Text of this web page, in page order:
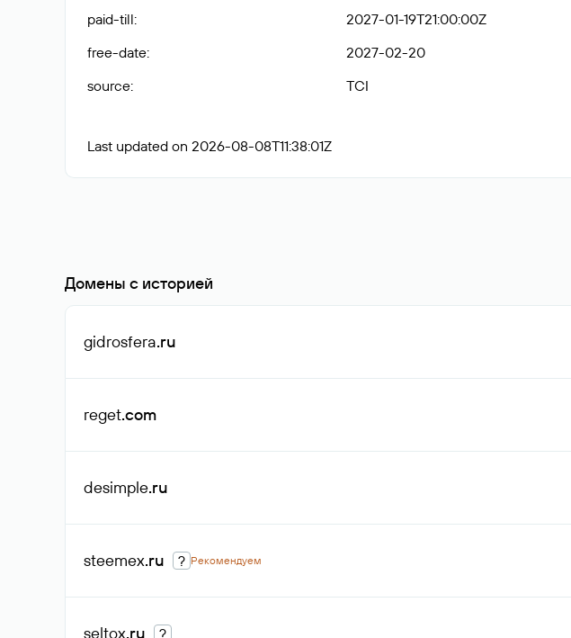
paid-till:
2027-01-19T21:00:00Z
free-date:
2027-02-20
source: TCI
Last updated on 2026-08-08T11:38:01Z
Домены с историей
gidrosfera.ru
reget.com
desimple.ru
steemex.ru ? Рекомендуем
seltox.ru ?